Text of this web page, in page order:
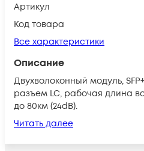
Артикул
Код товара
Все характеристики
Описание
Двухволоконный модуль, SFP+
разъем LC, рабочая длина
до 80км (24dB).
Читать далее